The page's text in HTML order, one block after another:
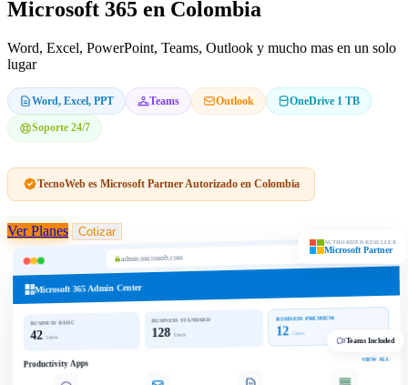
Microsoft 365 en Colombia
Word, Excel, PowerPoint, Teams, Outlook y mucho mas en un solo
lugar
Word, Excel, PPT Teams Outlook OneDrive 1 TB
Soporte 24/7
TecnoWeb es Microsoft Partner Autorizado en Colombia
Ver Planes Cotizar
AUTHORIZED RESELLER
Microsoft Partner
Teams Included
admin.microsoft.com
Microsoft 365 Admin Center
BUSINESS BASIC
42 Users
BUSINESS STANDARD
128Users
BUSINESS PREMIUM
12Users
Productivity Apps
VIEW ALL